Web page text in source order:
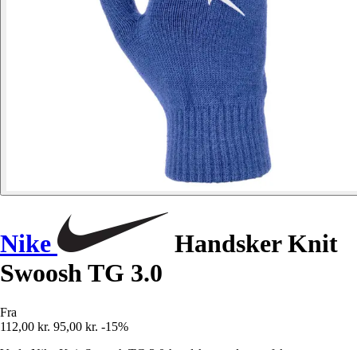
Nike
Handsker Knit
Swoosh TG 3.0
Fra
112,00 kr. 95,00 kr. -15%